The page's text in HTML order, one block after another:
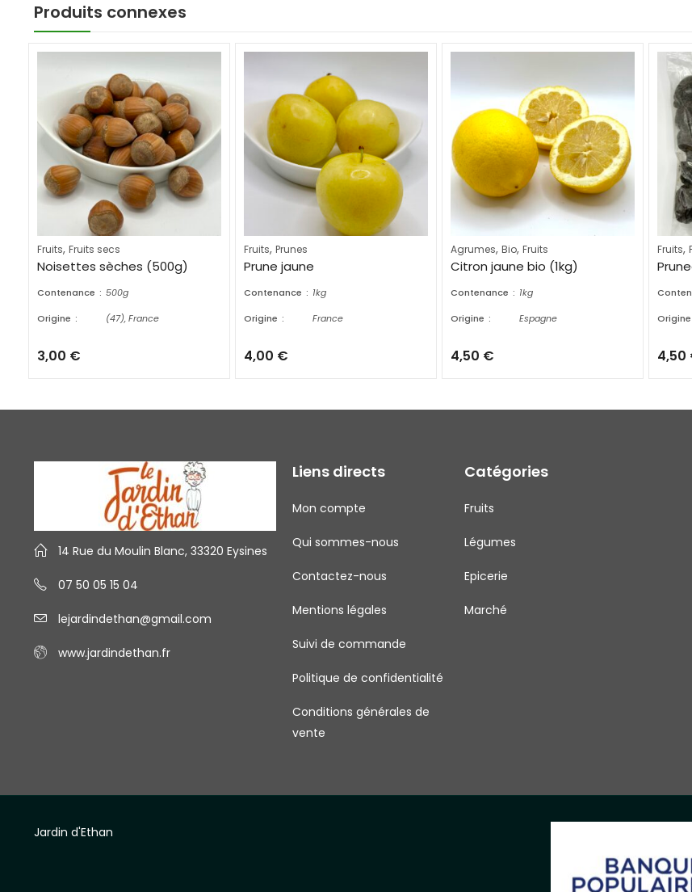
Produits connexes
Fruits, Fruits secs
Noisettes sèches (500g)
Contenance
500g
Origine
(47), France
3,00 €
Fruits, Prunes
Prune jaune
Contenance
1kg
Origine
France
4,00 €
Agrumes, Bio, Fruits
Citron jaune bio (1kg)
Contenance
1kg
Origine
Espagne
4,50 €
Fruits,
Origine
4,50
14 Rue du Moulin Blanc, 33320 Eysines
07 50 05 15 04
lejardindethan@gmail.com
www.jardindethan.fr
Liens directs
Mon compte
Qui sommes-nous
Contactez-nous
Mentions légales
Suivi de commande
Politique de confidentialité
Conditions générales de
vente
Catégories
Fruits
Légumes
Epicerie
Marché
Jardin d'Ethan